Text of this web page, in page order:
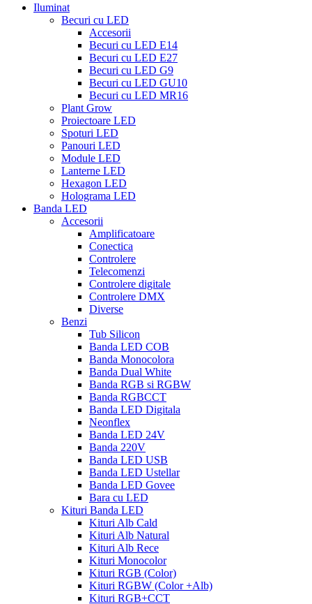
Iluminat
Becuri cu LED
Accesorii
Becuri cu LED E14
Becuri cu LED E27
Becuri cu LED G9
Becuri cu LED GU10
Becuri cu LED MR16
Plant Grow
Proiectoare LED
Spoturi LED
Panouri LED
Module LED
Lanterne LED
Hexagon LED
Holograma LED
Banda LED
Accesorii
Amplificatoare
Conectica
Controlere
Telecomenzi
Controlere digitale
Controlere DMX
Diverse
Benzi
Tub Silicon
Banda LED COB
Banda Monocolora
Banda Dual White
Banda RGB si RGBW
Banda RGBCCT
Banda LED Digitala
Neonflex
Banda LED 24V
Banda 220V
Banda LED USB
Banda LED Ustellar
Banda LED Govee
Bara cu LED
Kituri Banda LED
Kituri Alb Cald
Kituri Alb Natural
Kituri Alb Rece
Kituri Monocolor
Kituri RGB (Color)
Kituri RGBW (Color +Alb)
Kituri RGB+CCT